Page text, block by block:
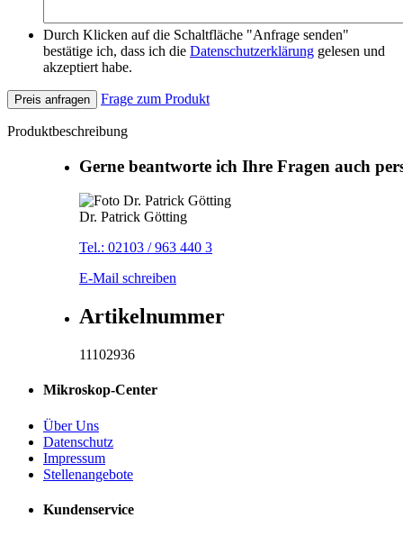
Durch Klicken auf die Schaltfläche "Anfrage senden"
bestätige ich, dass ich die Datenschutzerklärung gelesen und
akzeptiert habe.
Preis anfragen Frage zum Produkt
Produktbeschreibung
Gerne beantworte ich Ihre Fragen auch
Dr. Patrick Götting
Tel.: 02103 / 963 440 3
E-Mail schreiben
Artikelnummer
11102936
Mikroskop-Center
Über Uns
Datenschutz
Impressum
Stellenangebote
Kundenservice